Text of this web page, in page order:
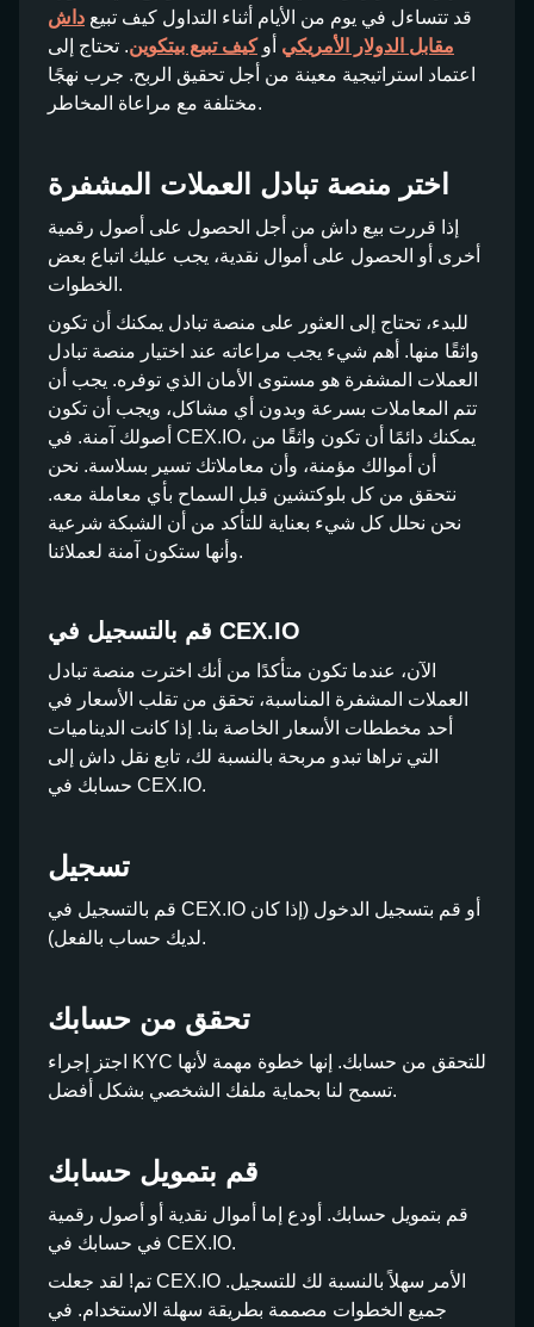
قد تتساءل في يوم من الأيام أثناء التداول كيف تبيع داش
مقابل الدولار الأمريكي أوكيف تبيع بيتكوين. تحتاج إلى
اعتماد استراتيجية معينة من أجل تحقيق الربح. جرب نهجًا
مختلفة مع مراعاة المخاطر.
اختر منصة تبادل العملات المشفرة
إذا قررت بيع داش من أجل الحصول على أصول رقمية
أخرى أو الحصول على أموال نقدية، يجب عليك اتباع بعض
الخطوات.
للبدء، تحتاج إلى العثور على منصة تبادل يمكنك أن تكون
واثقًا منها. أهم شيء يجب مراعاته عند اختيار منصة تبادل
العملات المشفرة هو مستوى الأمان الذي توفره. يجب أن
تتم المعاملات بسرعة وبدون أي مشاكل، ويجب أن تكون
أصولك آمنة. في CEX.IO، يمكنك دائمًا أن تكون واثقًا من
أن أموالك مؤمنة، وأن معاملاتك تسير بسلاسة. نحن
نتحقق من كل بلوكتشين قبل السماح بأي معاملة معه.
نحن نحلل كل شيء بعناية للتأكد من أن الشبكة شرعية
وأنها ستكون آمنة لعملائنا.
قم بالتسجيل في CEX.IO
الآن، عندما تكون متأكدًا من أنك اخترت منصة تبادل
العملات المشفرة المناسبة، تحقق من تقلب الأسعار في
أحد مخططات الأسعار الخاصة بنا. إذا كانت الديناميات
التي تراها تبدو مربحة بالنسبة لك، تابع نقل داش إلى
حسابك في CEX.IO.
تسجيل
قم بالتسجيل في CEX.IO أو قم بتسجيل الدخول (إذا كان
لديك حساب بالفعل).
تحقق من حسابك
اجتز إجراء KYC للتحقق من حسابك. إنها خطوة مهمة لأنها
تسمح لنا بحماية ملفك الشخصي بشكل أفضل.
قم بتمويل حسابك
قم بتمويل حسابك. أودع إما أموال نقدية أو أصول رقمية
في حسابك في CEX.IO.
تم! لقد جعلت CEX.IO الأمر سهلاً بالنسبة لك للتسجيل.
جميع الخطوات مصممة بطريقة سهلة الاستخدام. في